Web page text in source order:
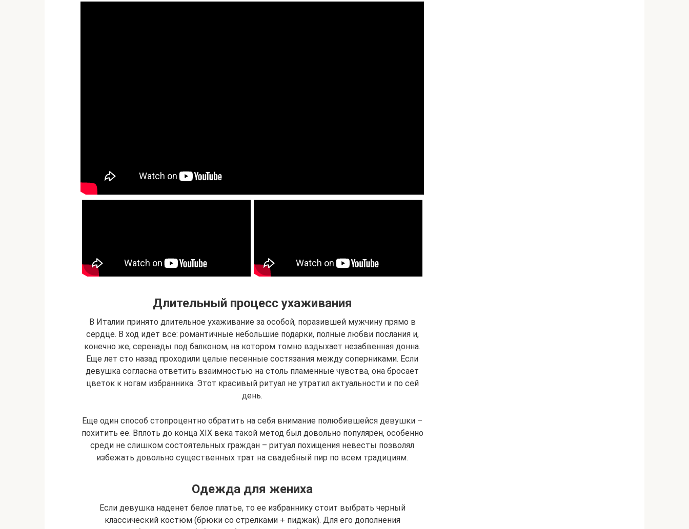
Длительный процесс ухаживания
В Италии принято длительное ухаживание за особой, поразившей мужчину прямо в
сердце. В ход идет все: романтичные небольшие подарки, полные любви послания и,
конечно же, серенады под балконом, на котором томно вздыхает незабвенная донна.
Еще лет сто назад проходили целые песенные состязания между соперниками. Если
девушка согласна ответить взаимностью на столь пламенные чувства, она бросает
цветок к ногам избранника. Этот красивый ритуал не утратил актуальности и по сей
день.
Еще один способ стопроцентно обратить на себя внимание полюбившейся девушки –
похитить ее. Вплоть до конца XIX века такой метод был довольно популярен, особенно
среди не слишком состоятельных граждан – ритуал похищения невесты позволял
избежать довольно существенных трат на свадебный пир по всем традициям.
Одежда для жениха
Если девушка наденет белое платье, то ее избраннику стоит выбрать черный
классический костюм (брюки со стрелками + пиджак). Для его дополнения